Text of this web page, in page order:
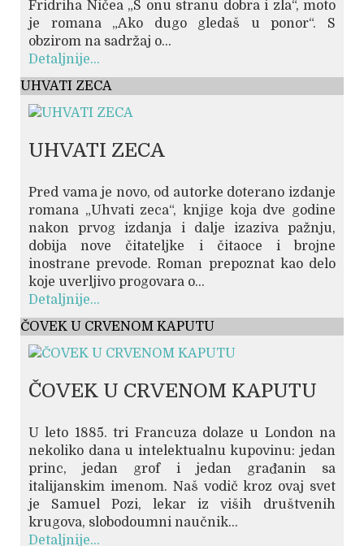
Fridriha Ničea „S onu stranu dobra i zla“, moto
je romana „Ako dugo gledaš u ponor“. S
obzirom na sadržaj o...
Detaljnije...
UHVATI ZECA
UHVATI ZECA
Pred vama je novo, od autorke doterano izdanje
romana „Uhvati zeca“, knjige koja dve godine
nakon prvog izdanja i dalje izaziva pažnju,
dobija nove čitateljke i čitaoce i brojne
inostrane prevode. Roman prepoznat kao delo
koje uverljivo progovara o...
Detaljnije...
ČOVEK U CRVENOM KAPUTU
ČOVEK U CRVENOM KAPUTU
U leto 1885. tri Francuza dolaze u London na
nekoliko dana u intelektualnu kupovinu: jedan
princ, jedan grof i jedan građanin sa
italijanskim imenom. Naš vodič kroz ovaj svet
je Samuel Pozi, lekar iz viših društvenih
krugova, slobodoumni naučnik...
Detaljnije...